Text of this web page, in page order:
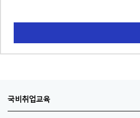
국비취업교육